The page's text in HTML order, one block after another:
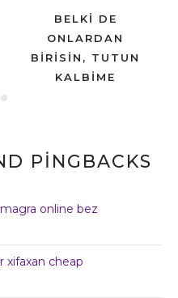
BELKI DE
ONLARDAN
BIRISIN, TUTUN
KALBIME
PINGBACKS
online bez
xifaxan cheap